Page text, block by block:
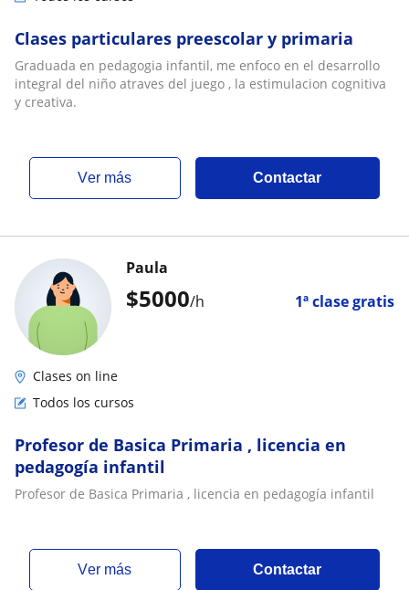
Clases particulares preescolar y primaria
Graduada en pedagogia infantil, me enfoco en el desarrollo
integral del niño atraves del juego , la estimulacion cognitiva
y creativa.
ver más Contactar
$5000/h 1ª clase gratis
Paula
Clases on line
Todos los cursos
Profesor de Basica Primaria , licencia en
pedagogía infantil
Profesor de Basica Primaria , licencia en pedagogía infantil
ver más Contactar